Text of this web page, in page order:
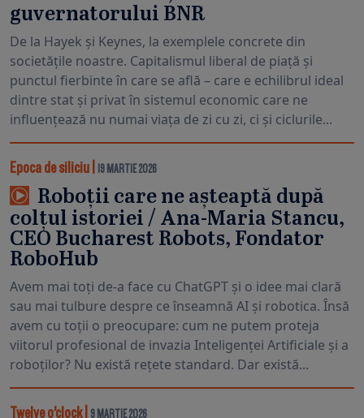
guvernatorului BNR
De la Hayek și Keynes, la exemplele concrete din
societățile noastre. Capitalismul liberal de piață și
punctul fierbinte în care se află – care e echilibrul ideal
dintre stat și privat în sistemul economic care ne
influențează nu numai viața de zi cu zi, ci și ciclurile...
Epoca de siliciu 19 MARTIE 2026
Roboții care ne așteaptă după
colțul istoriei / Ana-Maria Stancu,
CEO Bucharest Robots, Fondator
RoboHub
Avem mai toți de-a face cu ChatGPT și o idee mai clară
sau mai tulbure despre ce înseamnă AI și robotica. Însă
avem cu toții o preocupare: cum ne putem proteja
viitorul profesional de invazia Inteligenței Artificiale și a
roboților? Nu există rețete standard. Dar există...
Twelve o’clock| 9 MARTIE 2026